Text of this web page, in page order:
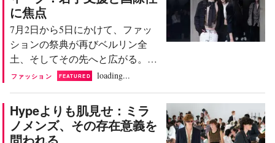
サッカークラブ、ヴェネツィアFC
からの移籍となる。同クラブでは
直近までマネージング・ディレク
ターを務めていた。それ以前は、
カッパ、アディダス Y-3、ナイ
キ、ジョーダンといったスポーツ
様々な国際的な管理職を...
分割される。 レベッカ・カイ
（Rebecca Cai）が9月1日付で、新
設されたチーフ・グローバル・マ
ーケット・オフィサーに就任す
る。これまでアジア太平洋
（APAC）地域のゼネラルマネー
ジャーを務めてきた同氏は、今後
APAC、ヨーロッパ・中東・アフ
リカ（EMEA）、米州の各地域に
おける市場事業およびグローバル
に焦点
7月2日から5日にかけて、ファッ
ションの祭典が再びベルリン全
土、そしてその先へと広がる。し
かし、単なる開催地の多様性にと
ァッションウィークを、若手支
援、実験、そして国際交流のため
のキュレーションされたエコシス
ファッション FEATURED loading...
Hypeよりも肌見せ：ミラ
ノメンズ、その存在意義を